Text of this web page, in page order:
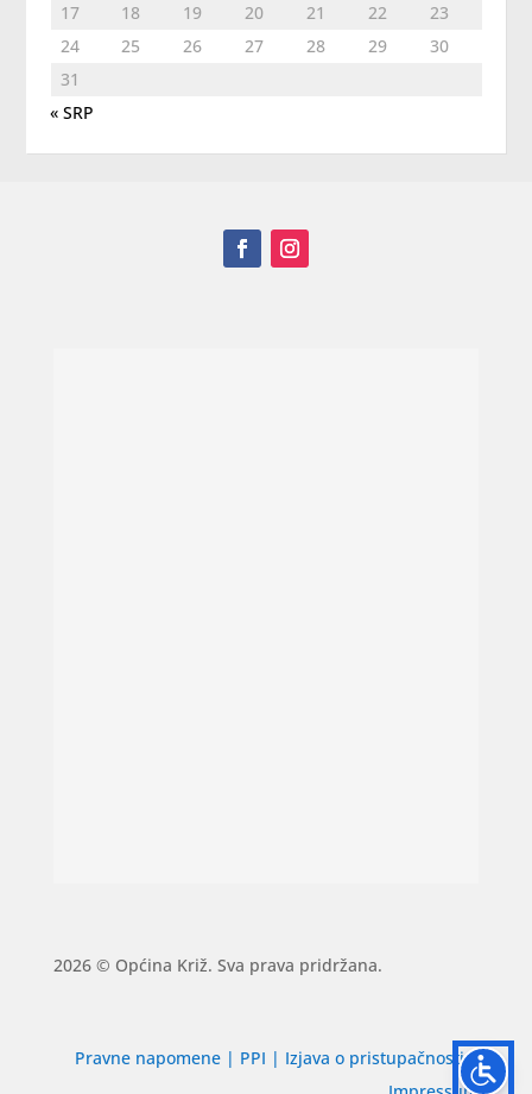
17
18 19 20 21 22
23
24
25 26 27 28 29
30
31
« SRP
2026 © Općina Križ. Sva prava pridržana.
Pravne napomene | PPI | Izjava o pristupačnosti|